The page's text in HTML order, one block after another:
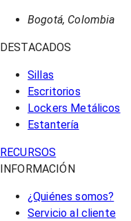
Bogotá, Colombia
DESTACADOS
Sillas
Escritorios
Lockers Metálicos
Estantería
RECURSOS
INFORMACIÓN
¿Quiénes somos?
Servicio al cliente